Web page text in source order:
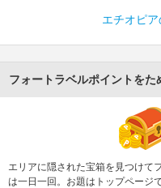
エチオピ
フォートラベルポイントをた
エリアに隠された宝箱を見つけて
は一日一回。お題はトップページ